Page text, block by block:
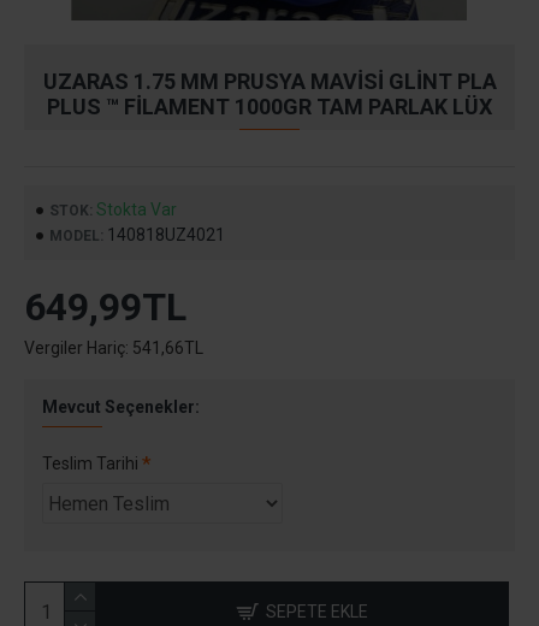
UZARAS 1.75 MM PRUSYA MAVISI GLINT PLA
PLUS ™ FILAMENT 1000GR TAM PARLAK LÜX
STOK: Stokta Var
MODEL: 140818UZ4021
649,99TL
Vergiler Hariç: 541,66TL
Mevcut Seçenekler:
Teslim Tarihi
SEPETE EKLE